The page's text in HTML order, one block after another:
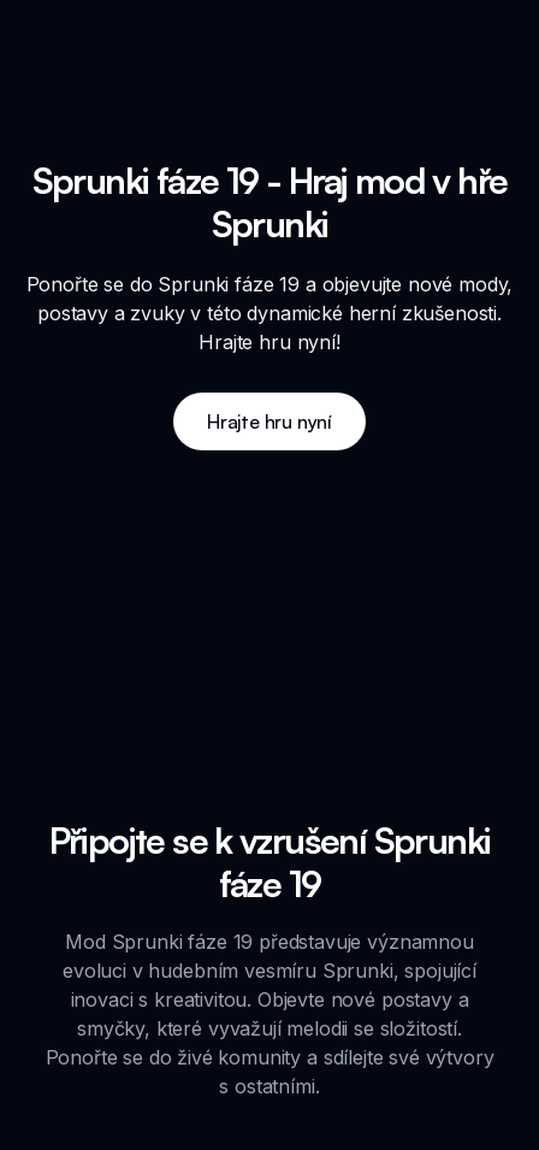
Sprunki fáze 19 - Hraj mod v hře
Sprunki
Ponořte se do Sprunki fáze 19 a objevujte nové mody,
postavy a zvuky v této dynamické herní zkušenosti.
Hrajte hru nyní!
Hrajte hru nyní
Připojte se k vzrušení Sprunki
fáze 19
Mod Sprunki fáze 19 představuje významnou
evoluci v hudebním vesmíru Sprunki, spojující
inovaci s kreativitou. Objevte nové postavy a
smyčky, které vyvažují melodii se složitostí.
Ponořte se do živé komunity a sdílejte své výtvory
s ostatními.